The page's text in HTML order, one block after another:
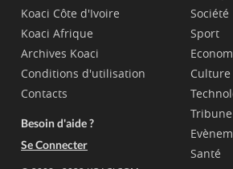
Koaci Côte d'Ivoire
Koaci Afrique
Archives Koaci
Conditions d'utilisation
Contacts
Besoin d'aide ?
Se Connecter
Société
Sport
Culture
Tribune
Santé